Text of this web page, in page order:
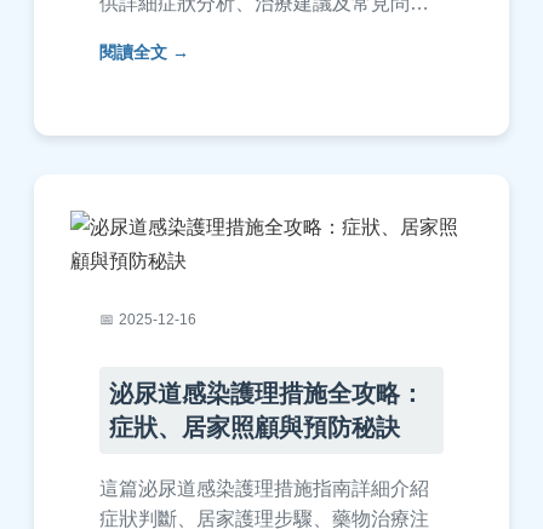
延誤就醫風險，實用資訊一次掌握。
閱讀全文
2025-12-16
泌尿道感染護理措施全攻略：
症狀、居家照顧與預防秘訣
這篇泌尿道感染護理措施指南詳細介紹
症狀判斷、居家護理步驟、藥物治療注